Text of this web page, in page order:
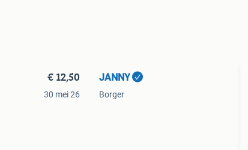
€ 12,50
30 mei 26
JANNY
Borger